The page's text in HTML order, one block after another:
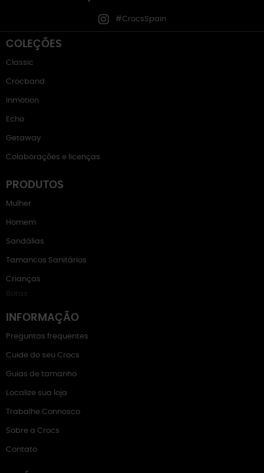
#CrocsSpain
COLEÇÕES
Classic
Crocband
Inmotion
Echo
Getaway
Colaborações e licenças
PRODUTOS
Mulher
Homem
Sandálias
Tamancos Sanitários
Crianças
Botas
INFORMAÇÃO
Preguntas frequentes
Cuide do seu Crocs
Guias de tamanho
Localize sua loja
Trabalhe Connosco
Sobre a Crocs
Contato